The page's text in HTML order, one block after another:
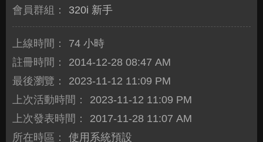
會員群組： 320i 新手
上線時間：
74 小時
註冊時間：
2014-12-28 08:47 AM
最後瀏覽：
2023-11-12 11:09 PM
上次活動時間：
2023-11-12 11:09 PM
上次發表時間：
2017-11-28 11:07 AM
所在時區：
使用系統預設